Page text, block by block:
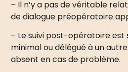
– Il n’y a pas de véritable
de dialogue préopératoire
– Le suivi post-opératoire est
minimal ou délégué à un
absent en cas de problème.